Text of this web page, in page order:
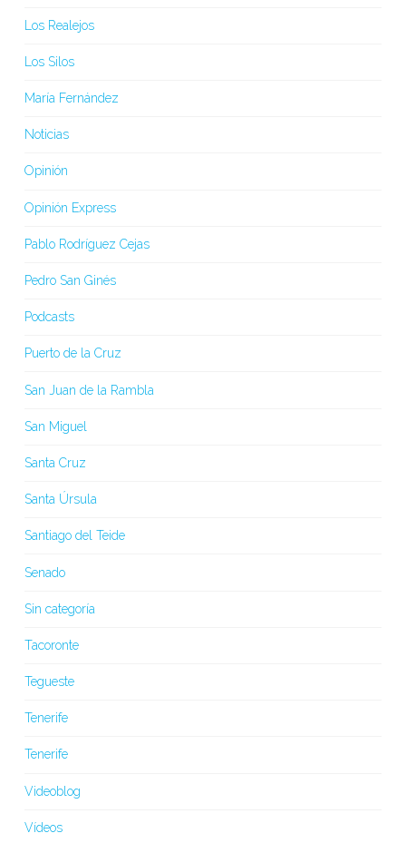
Los Realejos
Los Silos
María Fernández
Noticias
Opinión
Opinión Express
Pablo Rodríguez Cejas
Pedro San Ginés
Podcasts
Puerto de la Cruz
San Juan de la Rambla
San Miguel
Santa Cruz
Santa Úrsula
Santiago del Teide
Senado
Sin categoría
Tacoronte
Tegueste
Tenerife
Tenerife
Videoblog
Vídeos